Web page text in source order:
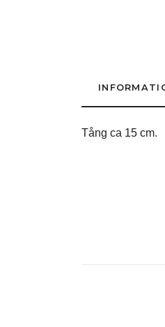
Tång ca 15 cm.